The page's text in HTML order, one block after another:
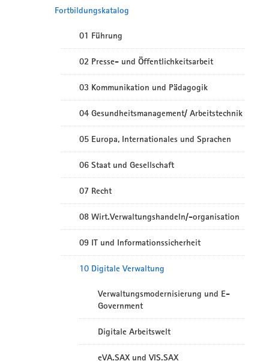
Fortbildungskatalog
01 Führung
02 Presse- und Öffentlichkeitsarbeit
03 Kommunikation und Pädagogik
04 Gesundheitsmanagement/ Arbeitstechnik
05 Europa, Internationales und Sprachen
06 Staat und Gesellschaft
07 Recht
08 Wirt.Verwaltungshandeln/-organisation
09 IT und Informationssicherheit
10 Digitale Verwaltung
Verwaltungsmodernisierung und E-
Government
Digitale Arbeitswelt
eVA.SAX und VIS.SAX